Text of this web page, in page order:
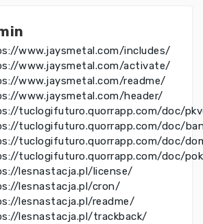
www.jaysmetal.com/includes/
www.jaysmetal.com/activate/
www.jaysmetal.com/readme/
www.jaysmetal.com/header/
tuclogifuturo.quorrapp.com/doc/
tuclogifuturo.quorrapp.com/doc/
tuclogifuturo.quorrapp.com/doc/
tuclogifuturo.quorrapp.com/doc/
lesnastacja.pl/license/
lesnastacja.pl/cron/
lesnastacja.pl/readme/
lesnastacja.pl/trackback/